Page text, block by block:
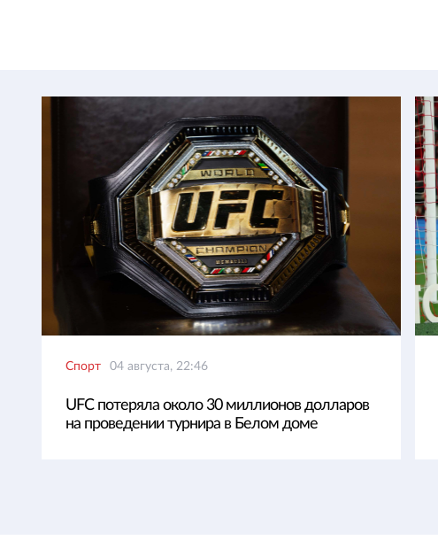
Спорт 04 августа, 22:46
UFC потеряла около 30 миллионов долларов
на проведении турнира в Белом доме